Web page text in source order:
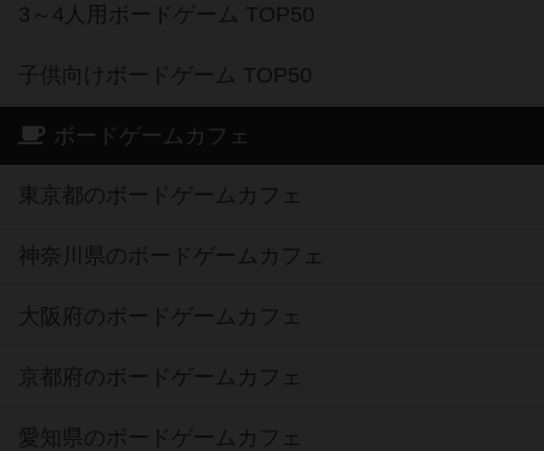
3～4人用ボードゲーム TOP50
子供向けボードゲーム TOP50
ボードゲームカフェ
東京都のボードゲームカフェ
神奈川県のボードゲームカフェ
大阪府のボードゲームカフェ
京都府のボードゲームカフェ
愛知県のボードゲームカフェ